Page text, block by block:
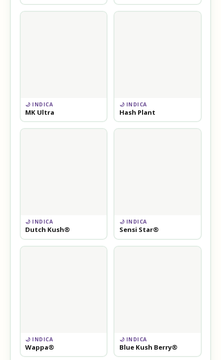
🌙 INDICA
MK Ultra
🌙 INDICA
Hash Plant
🌙 INDICA
Dutch Kush®
🌙 INDICA
Sensi Star®
🌙 INDICA
Wappa®
🌙 INDICA
Blue Kush Berry®